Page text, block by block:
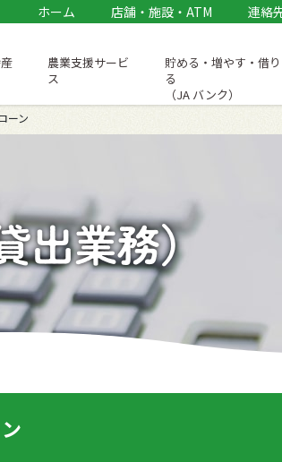
ホーム 店舗・施設・ATM 連絡
農業支援サービ
ス
貯める・増やす・借り
る
（JA バンク）
ーン
出業務)